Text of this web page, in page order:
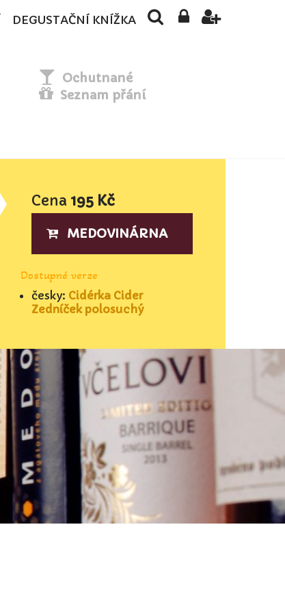
DEGUSTAČNÍ KNÍŽKA
Ochutnané
Seznam přání
Cena 195 Kč
MEDOVINÁRNA
Dostupné verze
česky: Cidérka Cider
Zedníček polosuchý